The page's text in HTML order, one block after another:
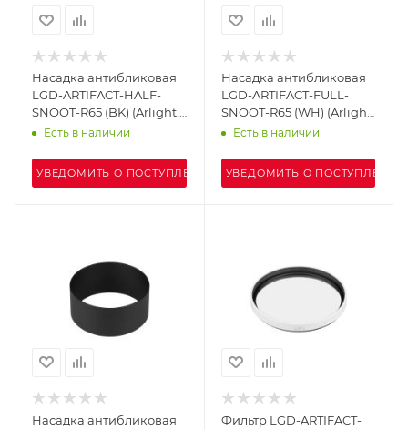
Насадка антибликовая
LGD-ARTIFACT-HALF-
SNOOT-R65 (BK) (Arlight,
Металл)
Есть в наличии
УВЕДОМИТЬ О ПОСТУПЛЕНИИ
Насадка антибликовая
LGD-ARTIFACT-FULL-
SNOOT-R65 (WH) (Arlight,
Металл)
Есть в наличии
УВЕДОМИТЬ О ПОСТУПЛЕНИИ
Насадка антибликовая
Фильтр LGD-ARTIFACT-